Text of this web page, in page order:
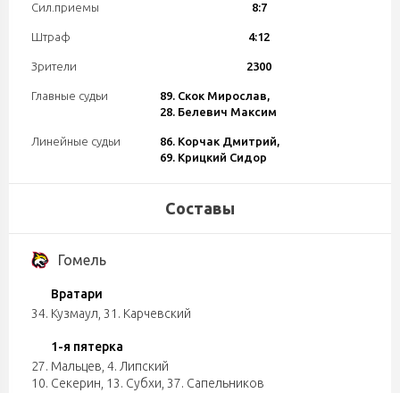
Сил.приемы 8:7
Штраф 4:12
Зрители 2300
Главные судьи
89. Скок Мирослав,
28. Белевич Максим
Линейные судьи
86. Корчак Дмитрий,
69. Крицкий Сидор
Составы
Гомель
Вратари
34. Кузмаул 31. Карчевский
1-я пятерка
27. Мальцев 4. Липский
10. Секерин 13. Субхи 37. Сапельников